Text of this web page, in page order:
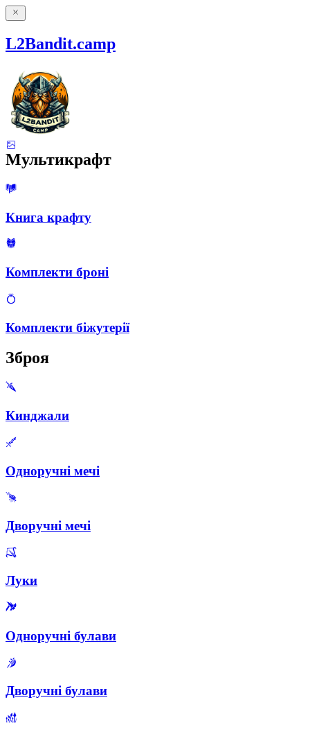
L2Bandit.camp
Мультикрафт
Книга крафту
Комплекти броні
Комплекти біжутерії
Зброя
Кинджали
Одноручні мечі
Дворучні мечі
Луки
Одноручні булави
Дворучні булави